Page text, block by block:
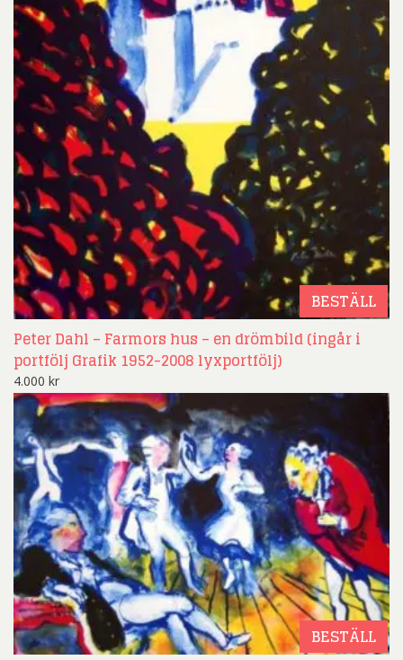
BESTÄLL
Peter Dahl – Farmors hus – en drömbild (ingår i
portfölj Grafik 1952-2008 lyxportfölj)
4.000 kr
BESTÄLL